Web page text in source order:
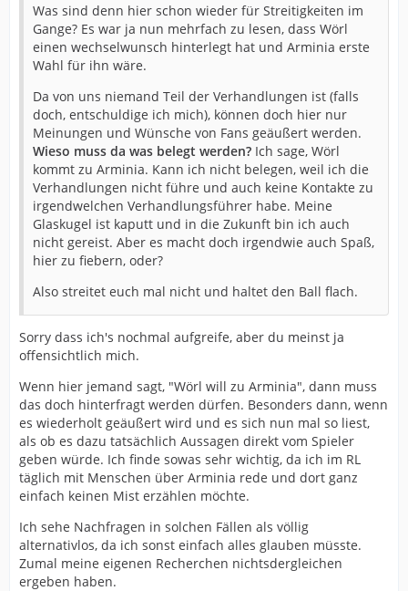
Was sind denn hier schon wieder für Streitigkeiten im
Gange? Es war ja nun mehrfach zu lesen, dass Wörl
einen wechselwunsch hinterlegt hat und Arminia erste
Wahl für ihn wäre.
Da von uns niemand Teil der Verhandlungen ist (falls
doch, entschuldige ich mich), können doch hier nur
Meinungen und Wünsche von Fans geäußert werden.
Wieso muss da was belegt werden? Ich sage, Wörl
kommt zu Arminia. Kann ich nicht belegen, weil ich die
Verhandlungen nicht führe und auch keine Kontakte zu
irgendwelchen Verhandlungsführer habe. Meine
Glaskugel ist kaputt und in die Zukunft bin ich auch
nicht gereist. Aber es macht doch irgendwie auch Spaß,
hier zu fiebern, oder?
Also streitet euch mal nicht und haltet den Ball flach.
Sorry dass ich's nochmal aufgreife, aber du meinst ja
offensichtlich mich.
Wenn hier jemand sagt, "Wörl will zu Arminia", dann muss
das doch hinterfragt werden dürfen. Besonders dann, wenn
es wiederholt geäußert wird und es sich nun mal so liest,
als ob es dazu tatsächlich Aussagen direkt vom Spieler
geben würde. Ich finde sowas sehr wichtig, da ich im RL
täglich mit Menschen über Arminia rede und dort ganz
einfach keinen Mist erzählen möchte.
Ich sehe Nachfragen in solchen Fällen als völlig
alternativlos, da ich sonst einfach alles glauben müsste.
Zumal meine eigenen Recherchen nichtsdergleichen
ergeben haben.